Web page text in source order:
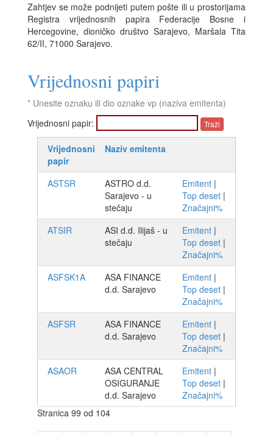
Zahtjev se može podnijeti putem pošte ili u prostorijama
Registra vrijednosnih papira Federacije Bosne i
Hercegovine, dioničko društvo Sarajevo, Maršala Tita
62/II, 71000 Sarajevo.
Vrijednosni papiri
* Unesite oznaku ili dio oznake vp (naziva emitenta)
Vrijednosni papir:
Vrijednosni
papir
Naziv emitenta
ASTSR
ASTRO d.d.
Sarajevo - u
stečaju
Emitent |
Top deset |
Značajni%
ATSIR
ASI d.d. Ilijaš - u
stečaju
Emitent |
Top deset |
Značajni%
ASFSK1A
ASA FINANCE
d.d. Sarajevo
Emitent |
Top deset |
Značajni%
ASFSR
ASA FINANCE
d.d. Sarajevo
Emitent |
Top deset |
Značajni%
ASAOR
ASA CENTRAL
OSIGURANJE
d.d. Sarajevo
Emitent |
Top deset |
Značajni%
Stranica 99 od 104